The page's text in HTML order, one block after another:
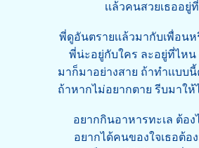
เเล้วคนสวยเธออยู่
พี่ดูอันตรายเเล้วมากับเพื่อน
พี่น่ะอยู่กับใคร ละอยู่ที่ไหน
มาก็มาอย่างสาย ถ้าทำเเบบ
ถ้าหากไม่อยากตาย รีบมาให้
อยากกินอาหารทะเล ต้อ
อยากได้คนของใจเธอต้อ